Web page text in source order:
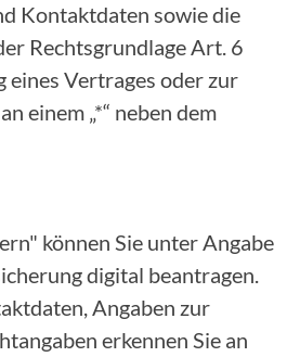
Kontaktdaten sowie die
Rechtsgrundlage Art. 6
eines Vertrages oder zur
einem „*“ neben dem
können Sie unter Angabe
digital beantragen.
Angaben zur
erkennen Sie an